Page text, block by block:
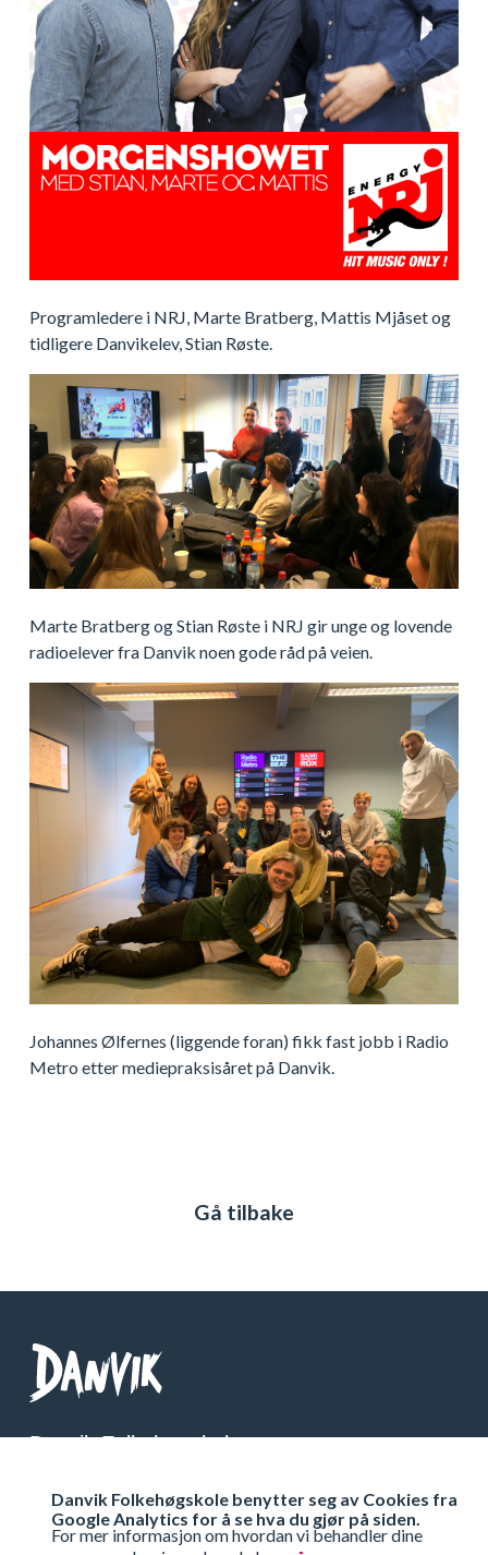
Danvik Folkehøgskole benytter seg av Cookies fra
Google Analytics for å se hva du gjør på siden.
For mer informasjon om hvordan vi behandler dine
Programledere i NRJ, Marte Bratberg, Mattis Mjåset og
tidligere Danvikelev, Stian Røste.
Marte Bratberg og Stian Røste i NRJ gir unge og lovende
radioelever fra Danvik noen gode råd på veien.
Johannes Ølfernes (liggende foran) fikk fast jobb i Radio
Metro etter mediepraksisåret på Danvik.
Gå tilbake
Danvik Folkehøgskole
Org Nr: 971 538 333